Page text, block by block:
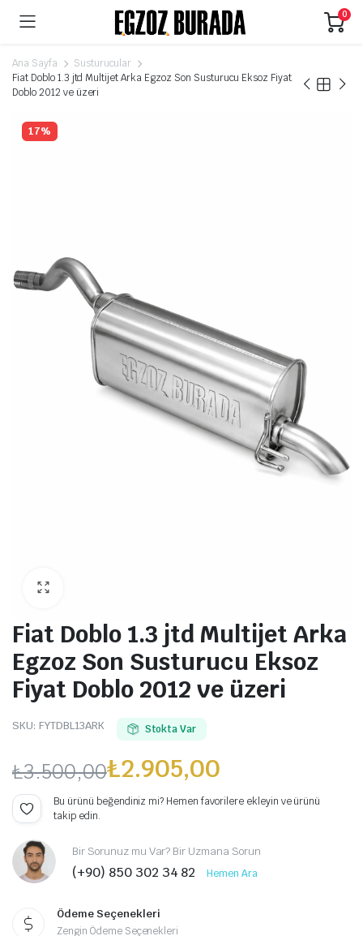
0
Ana Sayfa
Susturucular
Fiat Doblo 1.3 jtd Multijet Arka Egzoz Son Susturucu Eksoz Fiyat
Doblo 2012 ve üzeri
17%
Fiat Doblo 1.3 jtd Multijet Arka
Egzoz Son Susturucu Eksoz
Fiyat Doblo 2012 ve üzeri
SKU: FYTDBL13ARK Stokta Var
₺3.500,00
Orijinal
fiyat:
₺3.500,00.
₺2.905,00
Şu
andaki
fiyat:
₺2.905,00.
Bu ürünü beğendiniz mi? Hemen favorilere ekleyin ve ürünü
takip edin.
Bir Sorunuz mu Var? Bir Uzmana Sorun
(+90) 850 302 34 82 Hemen Ara
Ödeme Seçenekleri
Zengin Ödeme Seçenekleri